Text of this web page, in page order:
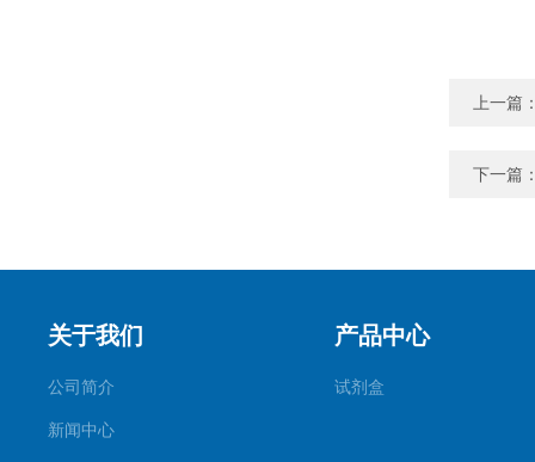
上一篇
下一篇
关于我们
公司简介
新闻中心
产品中心
试剂盒